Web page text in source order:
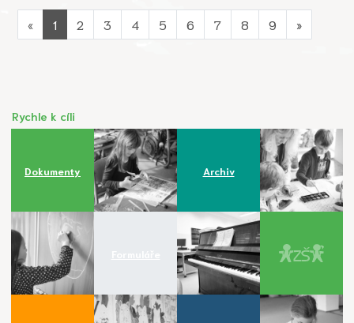
« 1 2 3 4 5 6 7 8 9 »
Rychle k cíli
Dokumenty Archiv